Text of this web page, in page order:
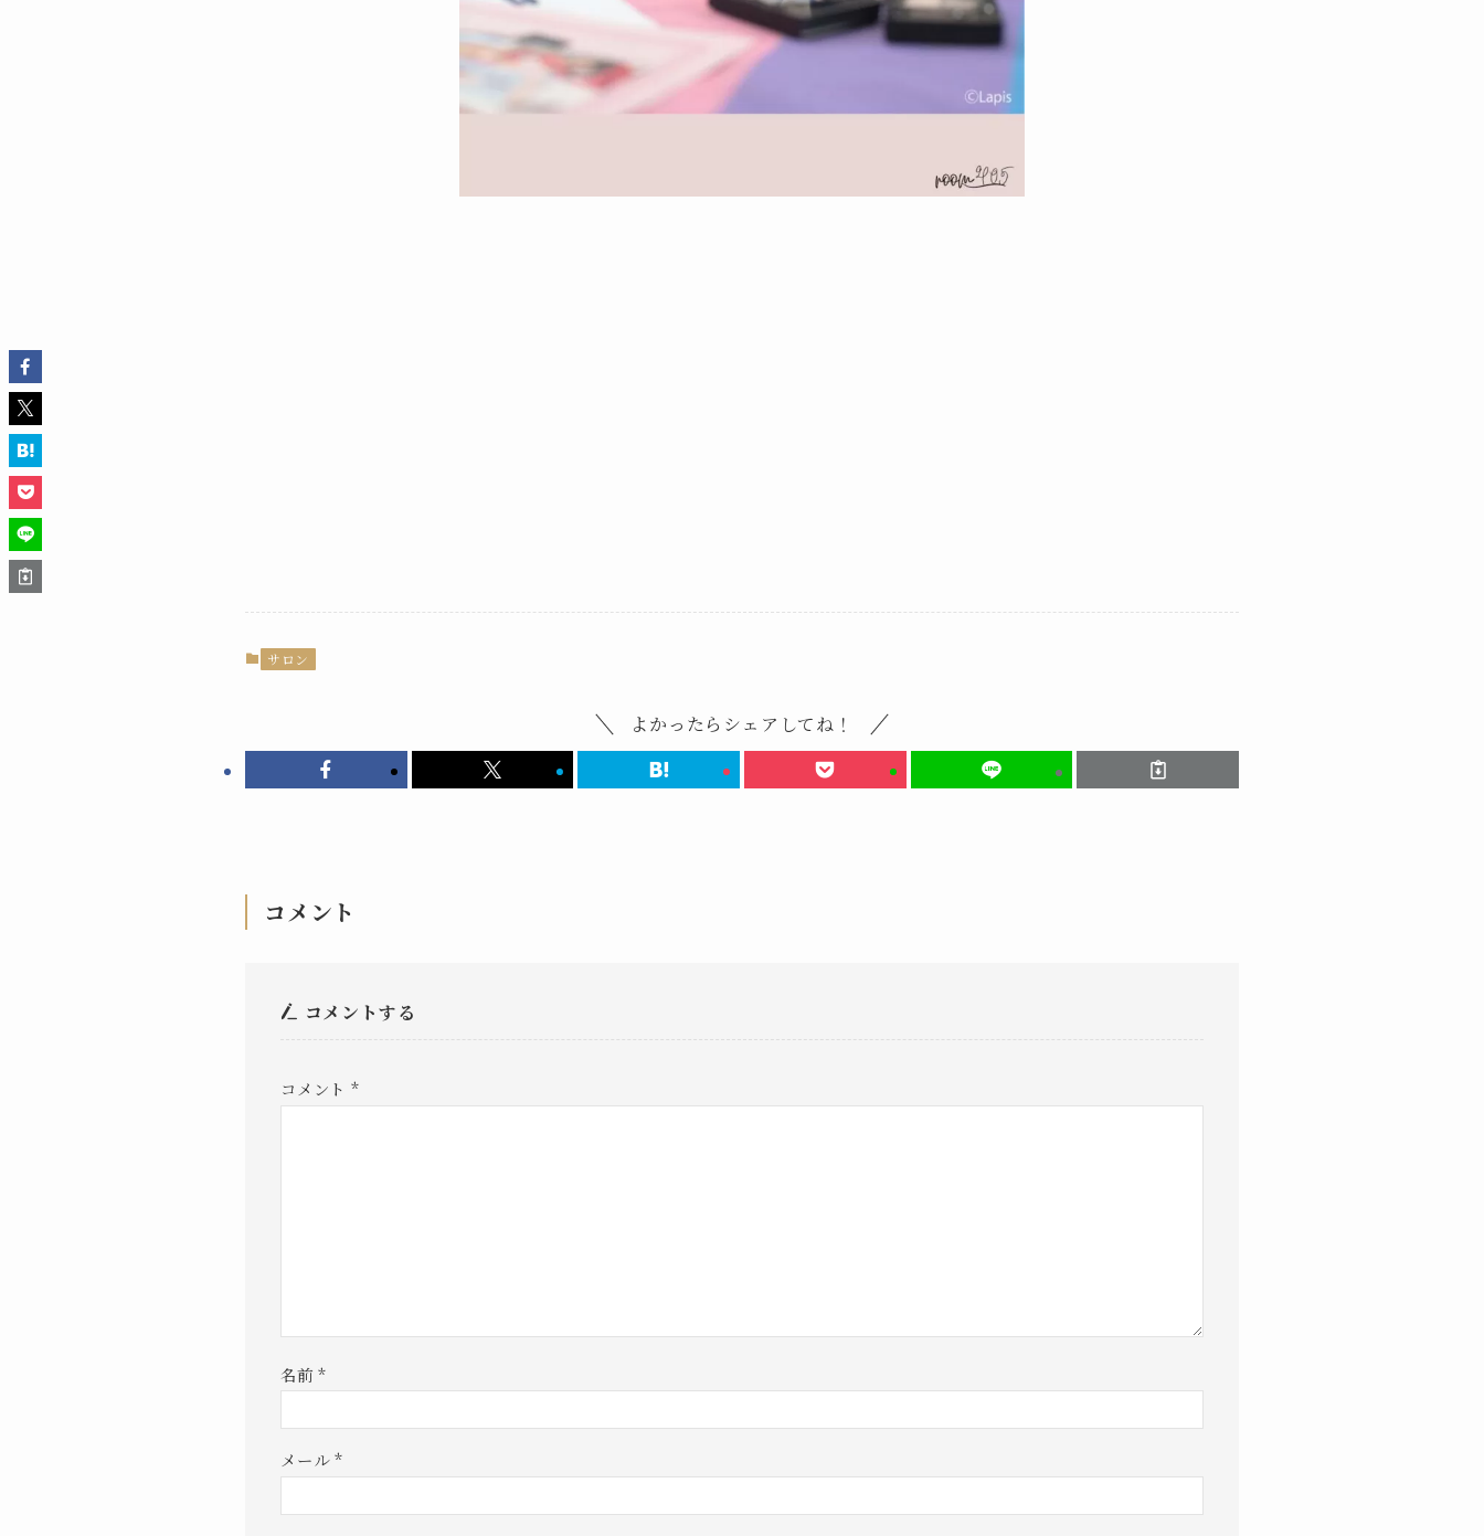
サロン
よかったらシェアしてね！
コメント
コメントする
コメント *
名前*
メール*